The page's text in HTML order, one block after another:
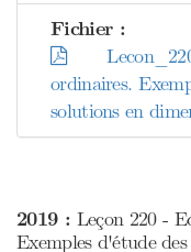
Fichier :
Lecon_220
ordinaires.
solutions en
2019 : Leçon 220 -
Exemples d'étude